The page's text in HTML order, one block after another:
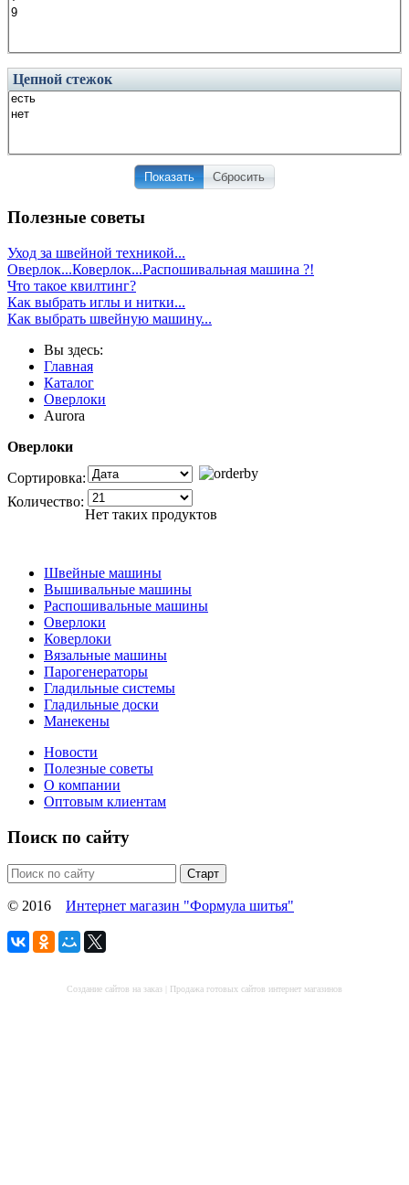
Цепной стежок
Показать Сбросить
Полезные советы
Уход за швейной техникой...
Оверлок...Коверлок...Распошивальная машина ?!
Что такое квилтинг?
Как выбрать иглы и нитки...
Как выбрать швейную машину...
Вы здесь:
Главная
Каталог
Оверлоки
Aurora
Оверлоки
Сортировка:
Количество:
Нет таких продуктов
Швейные машины
Вышивальные машины
Распошивальные машины
Оверлоки
Коверлоки
Вязальные машины
Парогенераторы
Гладильные системы
Гладильные доски
Манекены
Новости
Полезные советы
О компании
Оптовым клиентам
Поиск по сайту
© 2016 Интернет магазин "Формула шитья"
Создание сайтов на заказ Продажа готовых сайтов интернет магазинов